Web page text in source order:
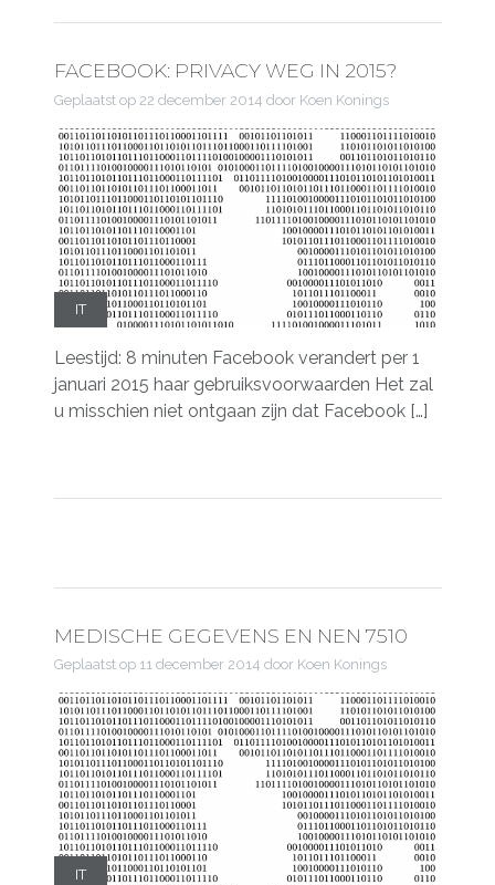
FACEBOOK: PRIVACY WEG IN 2015?
Geplaatst op 22 december 2014 door Koen Konings
IT
Leestijd: 8 minuten Facebook verandert per 1
januari 2015 haar gebruiksvoorwaarden Het zal
u misschien niet ontgaan zijn dat Facebook […]
MEDISCHE GEGEVENS EN NEN 7510
Geplaatst op 11 december 2014 door Koen Konings
IT